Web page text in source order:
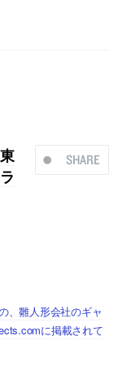
SHARE
、雛人形会社のギャ
に掲載されて